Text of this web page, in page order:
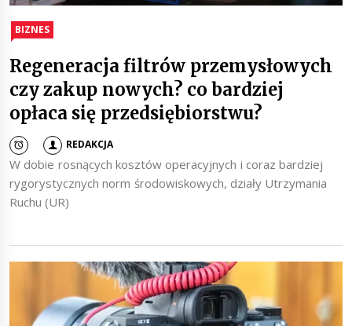
BIZNES
Regeneracja filtrów przemysłowych
czy zakup nowych? co bardziej
opłaca się przedsiębiorstwu?
REDAKCJA
W dobie rosnących kosztów operacyjnych i coraz bardziej
rygorystycznych norm środowiskowych, działy Utrzymania
Ruchu (UR)